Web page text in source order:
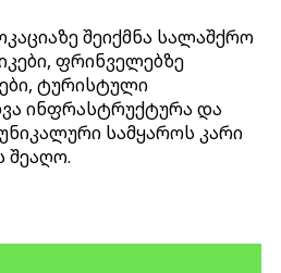
შეიქმნა სალაშქრო
ფრინველებზე
ტურისტული
ინფრასტრუქტურა და
სამყაროს კარი
შეაღო.